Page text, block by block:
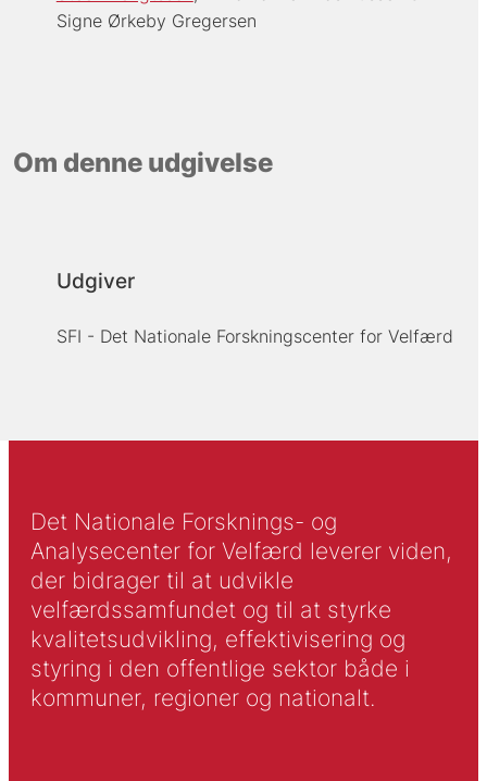
Signe Ørkeby Gregersen
Om denne udgivelse
Udgiver
SFI - Det Nationale Forskningscenter for Velfærd
Det Nationale Forsknings- og
Analysecenter for Velfærd leverer viden,
der bidrager til at udvikle
velfærdssamfundet og til at styrke
kvalitetsudvikling, effektivisering og
styring i den offentlige sektor både i
kommuner, regioner og nationalt.